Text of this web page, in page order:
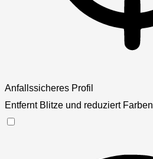
Anfallssicheres Profil
Entfernt Blitze und reduziert Farben